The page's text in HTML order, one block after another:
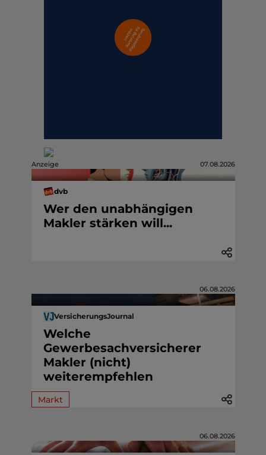
Anzeige 07.08.2026
dvb
Wer den unabhängigen
Makler stärken will...
06.08.2026
VersicherungsJournal
Welche
Gewerbesachversicherer
Makler (nicht)
weiterempfehlen
Markt
06.08.2026